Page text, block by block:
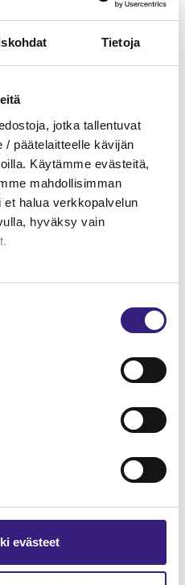
Tietoja
jotka tallentuvat
/ päätelaitteelle kävijän
Käytämme evästeitä,
mahdollisimman
halua verkkopalvelun
hyväksy vain
evästeet
ja